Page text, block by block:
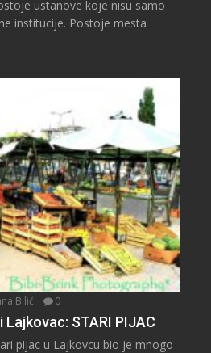
ustanove koje nisu samo
institucije. Postoje mesta
Bilić 0
STARI PIJAC
pijac u Lajkovcu bio je mnogo